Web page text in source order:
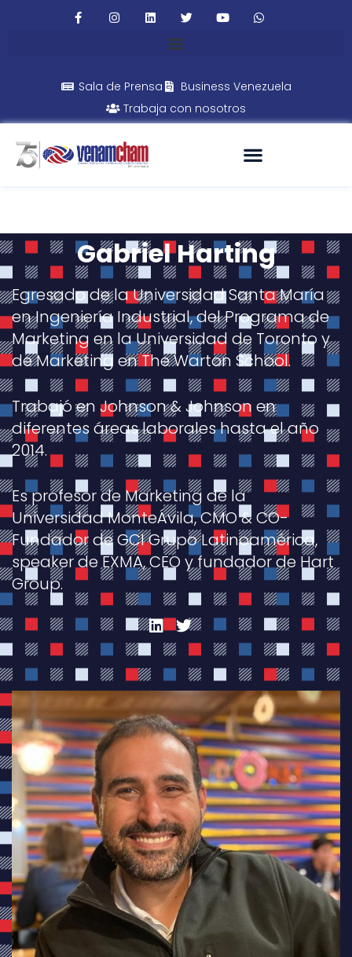
Sala de Prensa
Business Venezuela
Trabaja con nosotros
Gabriel Harting
Egresado de la Universidad Santa María
en Ingeniería Industrial, del Programa de
Marketing en la Universidad de Toronto y
de Marketing en The Warton School.
Trabajó en Johnson & Johnson en
diferentes áreas laborales hasta el año
2014.
Es profesor de Marketing de la
Universidad MonteÁvila, CMO & CO-
Fundador de GCI Grupo Latinoamérica,
speaker de EXMA, CEO y fundador de Hart
Group.